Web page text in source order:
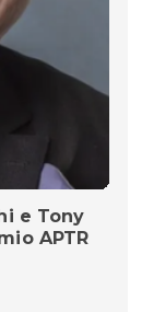
e Tony
APTR